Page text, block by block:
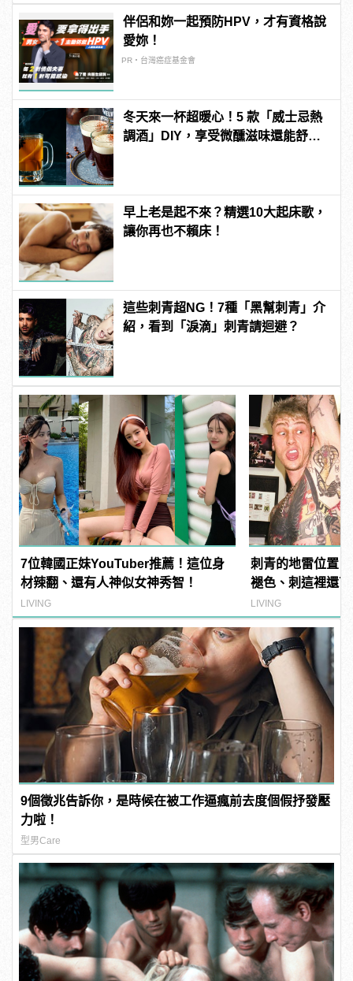
伴侶和妳一起預防HPV，才有資格說
愛妳！
PR・台灣癌症基金會
冬天來一杯超暖心！5 款「威士忌熱
調酒」DIY，享受微醺滋味還能舒緩
早上老是起不來？精選10大起床歌，
讓你再也不賴床！
這些刺青超NG！7種「黑幫刺青」介
紹，看到「淚滴」刺青請迴避？
7位韓國正妹YouTuber推薦！這位身
材辣翻、還有人神似女神秀智！
LIVING
刺青的地雷位置
褪色、刺這裡還
LIVING
9個徵兆告訴你，是時候在被工作逼瘋前去度個假抒發壓
力啦！
型男Care